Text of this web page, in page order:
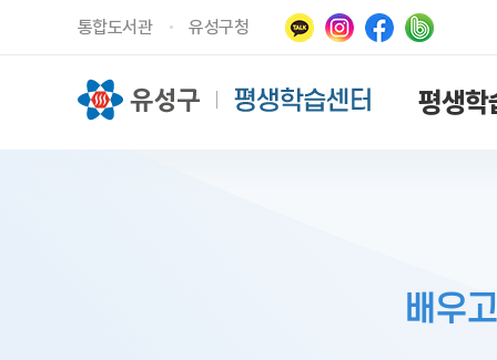
통합도서관 유성구청
평생학
배우